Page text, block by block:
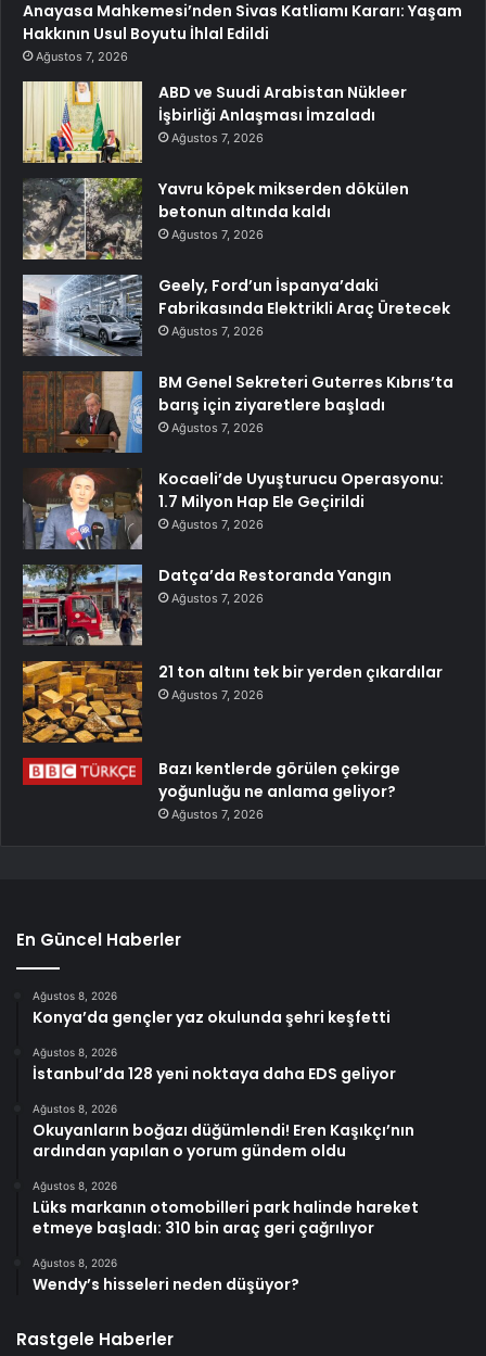
Anayasa Mahkemesi’nden Sivas Katliamı Kararı: Yaşam
Hakkının Usul Boyutu İhlal Edildi
Ağustos 7, 2026
ABD ve Suudi Arabistan Nükleer
İşbirliği Anlaşması İmzaladı
Ağustos 7, 2026
Yavru köpek mikserden dökülen
betonun altında kaldı
Ağustos 7, 2026
Geely, Ford’un İspanya’daki
Fabrikasında Elektrikli Araç Üretecek
Ağustos 7, 2026
BM Genel Sekreteri Guterres Kıbrıs’ta
barış için ziyaretlere başladı
Ağustos 7, 2026
Kocaeli’de Uyuşturucu Operasyonu:
1.7 Milyon Hap Ele Geçirildi
Ağustos 7, 2026
Datça’da Restoranda Yangın
Ağustos 7, 2026
21 ton altını tek bir yerden çıkardılar
Ağustos 7, 2026
Bazı kentlerde görülen çekirge
yoğunluğu ne anlama geliyor?
Ağustos 7, 2026
En Güncel Haberler
Ağustos 8, 2026
Konya’da gençler yaz okulunda şehri keşfetti
Ağustos 8, 2026
İstanbul’da 128 yeni noktaya daha EDS geliyor
Ağustos 8, 2026
Okuyanların boğazı düğümlendi! Eren Kaşıkçı’nın
ardından yapılan o yorum gündem oldu
Ağustos 8, 2026
Lüks markanın otomobilleri park halinde hareket
etmeye başladı: 310 bin araç geri çağrılıyor
Ağustos 8, 2026
Wendy’s hisseleri neden düşüyor?
Rastgele Haberler